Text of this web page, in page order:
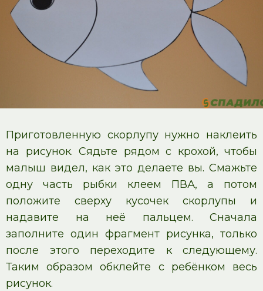
Приготовленную скорлупу нужно наклеить
на рисунок. Сядьте рядом с крохой, чтобы
малыш видел, как это делаете вы. Смажьте
одну часть рыбки клеем ПВА, а потом
положите сверху кусочек скорлупы и
надавите на неё пальцем. Сначала
заполните один фрагмент рисунка, только
после этого переходите к следующему.
Таким образом обклейте с ребёнком весь
рисунок.